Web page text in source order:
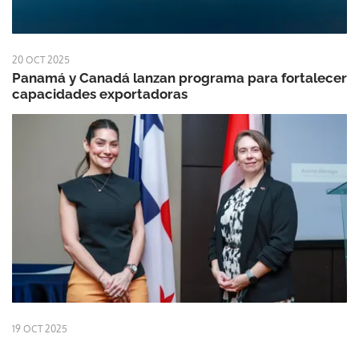
20 OCT 2025
Panamá y Canadá lanzan programa para fortalecer
capacidades exportadoras
19 OCT 2025